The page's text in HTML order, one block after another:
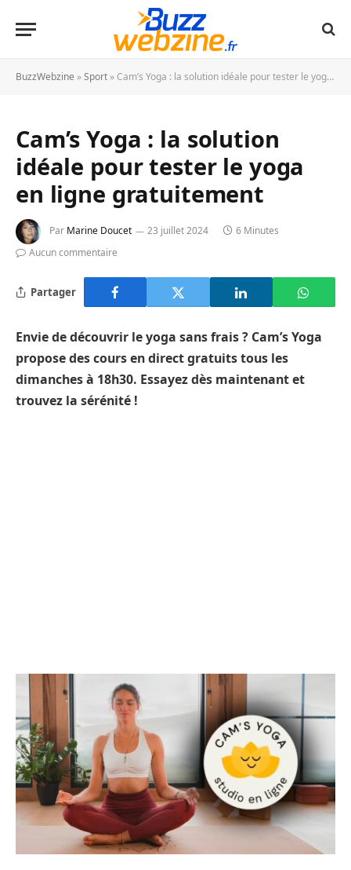
BuzzWebzine »Sport » Cam’s Yoga : la solution idéale pour tester le yoga en ligne gratuitement
Cam’s Yoga : la solution
idéale pour tester le yoga
en ligne gratuitement
Par Marine Doucet 23 juillet 2024
6 Minutes
Aucun commentaire
Partager
Envie de découvrir le yoga sans frais ? Cam’s Yoga
propose des cours en direct gratuits tous les
dimanches à 18h30. Essayez dès maintenant et
trouvez la sérénité !